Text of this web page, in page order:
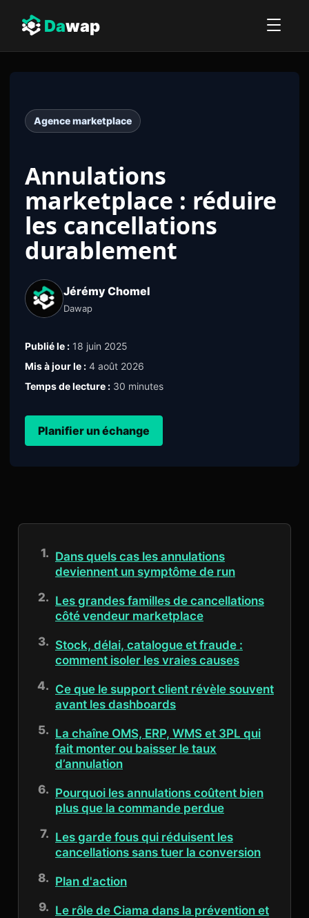
Dawap
Agence marketplace
Annulations
marketplace : réduire
les cancellations
durablement
Jérémy Chomel
Dawap
Publié le : 18 juin 2025
Mis à jour le : 4 août 2026
Temps de lecture : 30 minutes
Planifier un échange
Dans quels cas les annulations
deviennent un symptôme de run
Les grandes familles de cancellations
côté vendeur marketplace
Stock, délai, catalogue et fraude :
comment isoler les vraies causes
Ce que le support client révèle souvent
avant les dashboards
La chaîne OMS, ERP, WMS et 3PL qui
fait monter ou baisser le taux
d’annulation
Pourquoi les annulations coûtent bien
plus que la commande perdue
Les garde fous qui réduisent les
cancellations sans tuer la conversion
Plan d'action
Le rôle de Ciama dans la prévention et